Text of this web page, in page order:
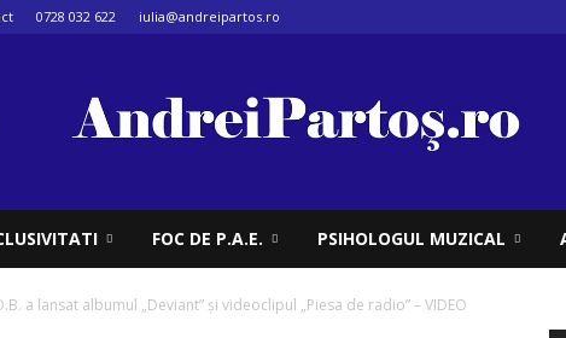
0728 032 622 iulia@andreipartos.ro
FOC DE P.A.E. PSIHOLOGUL MUZICAL
a lansat albumul „Deviant” și videoclipul „Piesa de radio” – VIDEO